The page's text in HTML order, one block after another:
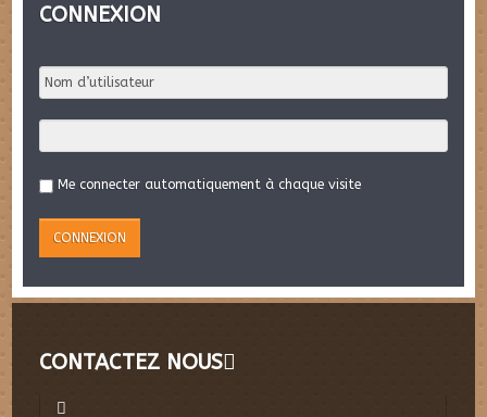
CONNEXION
Me connecter automatiquement à chaque visite
CONTACTEZ NOUS